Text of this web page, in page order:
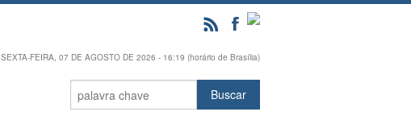
SEXTA-FEIRA, 07 DE AGOSTO DE 2026 - 16:19 (horário de Brasília)